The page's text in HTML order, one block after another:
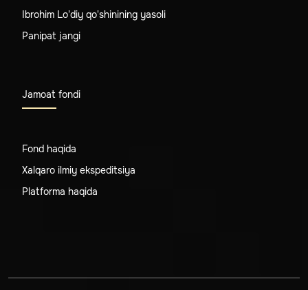
Ibrohim Lo'diy qo'shinining yasoli
Panipat jangi
Jamoat fondi
Fond haqida
Xalqaro ilmiy ekspeditsiya
Platforma haqida